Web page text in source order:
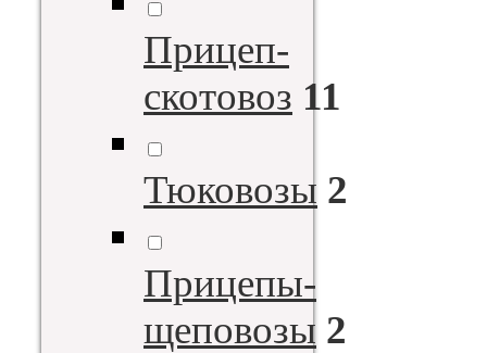
Прицеп-
скотовоз 11
Тюковозы 2
Прицепы-
щеповозы 2